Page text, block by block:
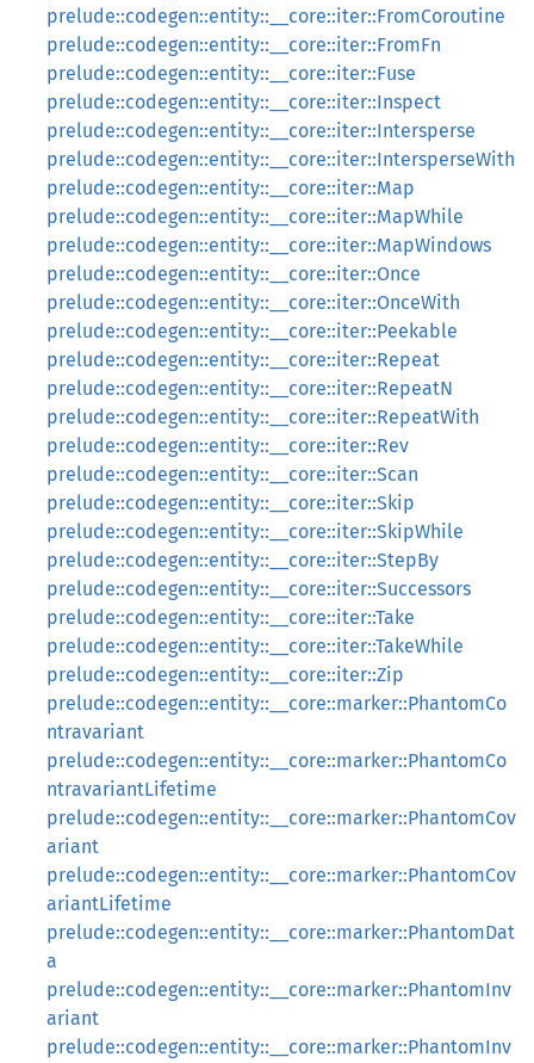
prelude::codegen::entity::__core::iter::FromCoroutine
prelude::codegen::entity::__core::iter::FromFn
prelude::codegen::entity::__core::iter::Fuse
prelude::codegen::entity::__core::iter::Inspect
prelude::codegen::entity::__core::iter::Intersperse
prelude::codegen::entity::__core::iter::IntersperseWith
prelude::codegen::entity::__core::iter::Map
prelude::codegen::entity::__core::iter::MapWhile
prelude::codegen::entity::__core::iter::MapWindows
prelude::codegen::entity::__core::iter::Once
prelude::codegen::entity::__core::iter::OnceWith
prelude::codegen::entity::__core::iter::Peekable
prelude::codegen::entity::__core::iter::Repeat
prelude::codegen::entity::__core::iter::RepeatN
prelude::codegen::entity::__core::iter::RepeatWith
prelude::codegen::entity::__core::iter::Rev
prelude::codegen::entity::__core::iter::Scan
prelude::codegen::entity::__core::iter::Skip
prelude::codegen::entity::__core::iter::SkipWhile
prelude::codegen::entity::__core::iter::StepBy
prelude::codegen::entity::__core::iter::Successors
prelude::codegen::entity::__core::iter::Take
prelude::codegen::entity::__core::iter::TakeWhile
prelude::codegen::entity::__core::iter::Zip
prelude::codegen::entity::__core::marker::PhantomCo
ntravariant
prelude::codegen::entity::__core::marker::PhantomCo
ntravariantLifetime
prelude::codegen::entity::__core::marker::PhantomCov
ariant
prelude::codegen::entity::__core::marker::PhantomCov
ariantLifetime
prelude::codegen::entity::__core::marker::PhantomDat
a
prelude::codegen::entity::__core::marker::PhantomInv
ariant
prelude::codegen::entity::__core::marker::PhantomInv